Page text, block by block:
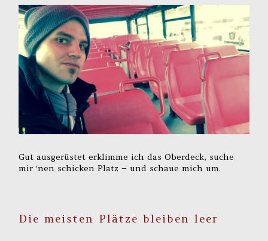
Gut ausgerüstet erklimme ich das Oberdeck, suche
mir ‘nen schicken Platz – und schaue mich um.
Die meisten Plätze bleiben leer